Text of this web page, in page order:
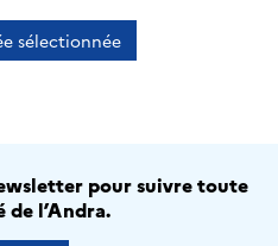
sélectionnée
pour suivre toute
de l’Andra.